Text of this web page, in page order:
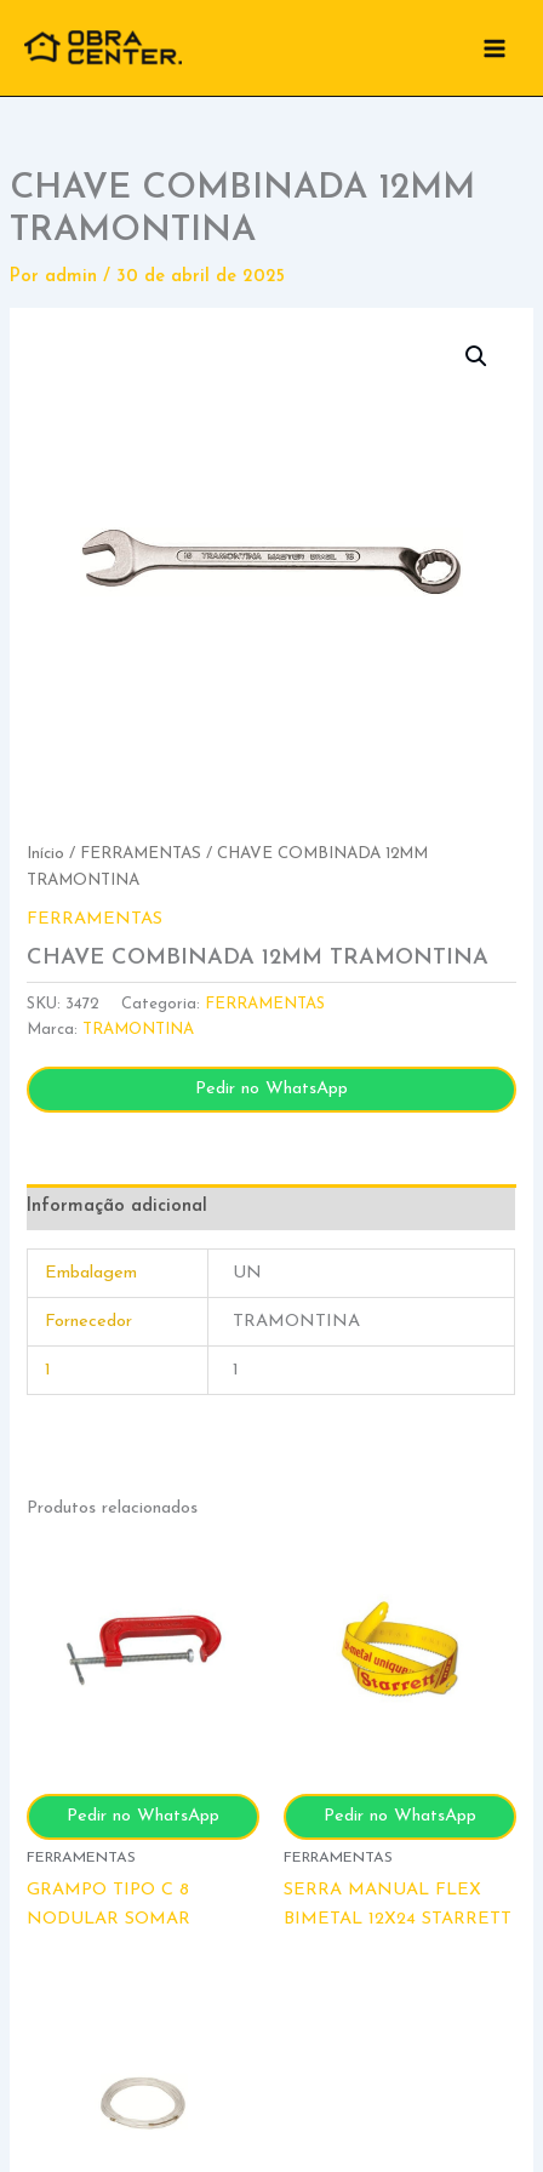
para
conteúdo
CHAVE COMBINADA 12MM
TRAMONTINA
Por admin / 30 de abril de 2025
Início / FERRAMENTAS / CHAVE COMBINADA 12MM
TRAMONTINA
FERRAMENTAS
CHAVE COMBINADA 12MM TRAMONTINA
SKU: 3472 Categoria:
FERRAMENTAS
Marca:
TRAMONTINA
Pedir no WhatsApp
Informação adicional
Embalagem UN
Fornecedor TRAMONTINA
1 1
Produtos relacionados
Pedir no WhatsApp
FERRAMENTAS
GRAMPO TIPO C 8
NODULAR SOMAR
Pedir no WhatsApp
FERRAMENTAS
SERRA MANUAL FLEX
BIMETAL 12X24 STARRETT